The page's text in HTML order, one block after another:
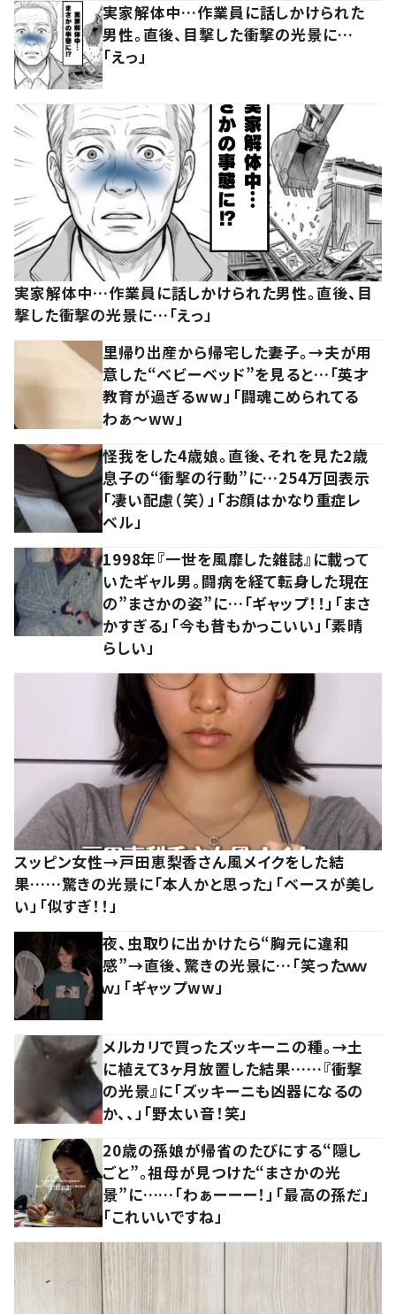
実家解体中…作業員に話しかけられた
男性。直後、目撃した衝撃の光景に…
「えっ」
実家解体中…作業員に話しかけられた男性。直後、目
撃した衝撃の光景に…「えっ」
里帰り出産から帰宅した妻子。→夫が用
意した“ベビーベッド”を見ると…「英才
教育が過ぎるww」「闘魂こめられてる
わぁ～ww」
怪我をした4歳娘。直後、それを見た2歳
息子の“衝撃の行動”に…254万回表示
「凄い配慮（笑）」「お顔はかなり重症レ
ベル」
1998年『一世を風靡した雑誌』に載って
いたギャル男。闘病を経て転身した現在
の”まさかの姿”に…「ギャップ！！」「まさ
かすぎる」「今も昔もかっこいい」「素晴
らしい」
スッピン女性→戸田恵梨香さん風メイクをした結
果……驚きの光景に「本人かと思った」「ベースが美し
い」「似すぎ！！」
夜、虫取りに出かけたら“胸元に違和
感”→直後、驚きの光景に…「笑ったｗｗ
ｗ」「ギャップww」
メルカリで買ったズッキーニの種。→土
に植えて3ヶ月放置した結果……『衝撃
の光景』に「ズッキーニも凶器になるの
か、、」「野太い音！笑」
20歳の孫娘が帰省のたびにする“隠し
ごと”。祖母が見つけた“まさかの光
景”に……「わぁーーー！」「最高の孫だ」
「これいいですね」